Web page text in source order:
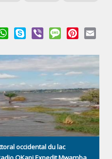
WhatsApp
Skype Viber MessagePinterest
occidental du lac